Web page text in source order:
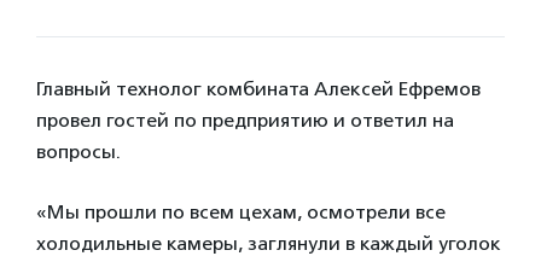
Главный технолог комбината Алексей Ефремов
провел гостей по предприятию и ответил на
вопросы.
«Мы прошли по всем цехам, осмотрели все
холодильные камеры, заглянули в каждый уголок